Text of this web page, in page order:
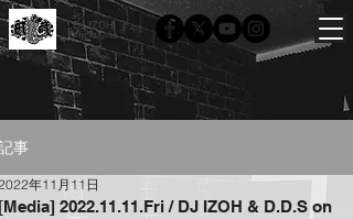
DJ IZOH
Official site
事
2022.11.11.Fri / DJ IZOH & D.D.S on
年11月11日